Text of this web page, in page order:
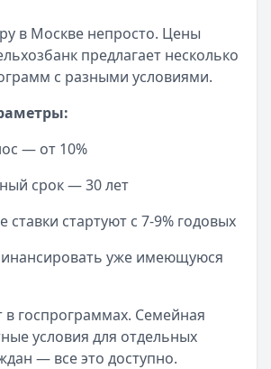
в Москве непросто. Цены
предлагает несколько
с разными условиями.
— от 10%
срок — 30 лет
стартуют с 7-9% годовых
уже имеющуюся
в госпрограммах. Семейная
условия для отдельных
— все это доступно.